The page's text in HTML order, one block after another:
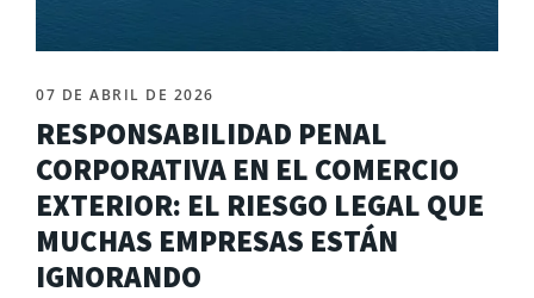
07 DE ABRIL DE 2026
RESPONSABILIDAD PENAL
CORPORATIVA EN EL COMERCIO
EXTERIOR: EL RIESGO LEGAL QUE
MUCHAS EMPRESAS ESTÁN
IGNORANDO